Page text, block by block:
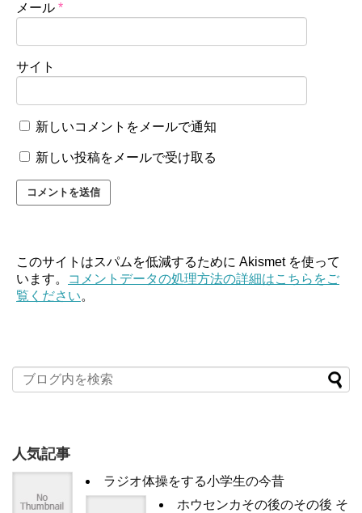
メール *
サイト
新しいコメントをメールで通知
新しい投稿をメールで受け取る
このサイトはスパムを低減するために Akismet を使って
います。
コメントデータの処理方法の詳細はこちらをご
覧ください。
人気記事
ラジオ体操をする小学生の今昔
ホウセンカその後のその後 そ